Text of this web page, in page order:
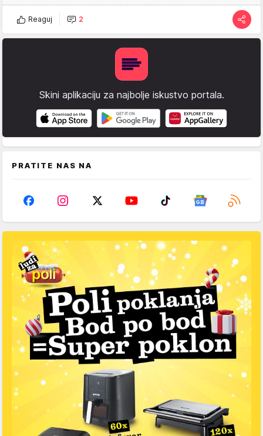
Reaguj 2
Skini aplikaciju za najbolje iskustvo portala.
PRATITE NAS NA